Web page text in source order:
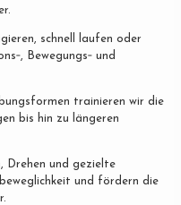
schnell laufen oder
Bewegungs‐ und
trainieren wir die
bis hin zu längeren
Drehen und gezielte
und fördern die